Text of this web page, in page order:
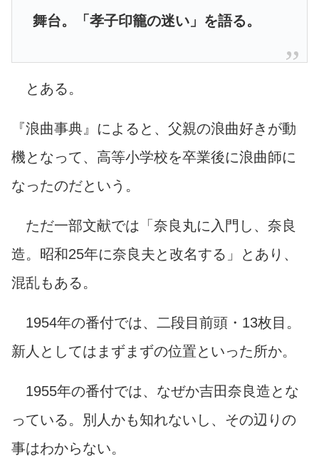
舞台。「孝子印籠の迷い」を語る。
とある。
『浪曲事典』によると、父親の浪曲好きが動
機となって、高等小学校を卒業後に浪曲師に
なったのだという。
ただ一部文献では「奈良丸に入門し、奈良
造。昭和25年に奈良夫と改名する」とあり、
混乱もある。
1954年の番付では、二段目前頭・13枚目。
新人としてはまずまずの位置といった所か。
1955年の番付では、なぜか吉田奈良造とな
っている。別人かも知れないし、その辺りの
事はわからない。